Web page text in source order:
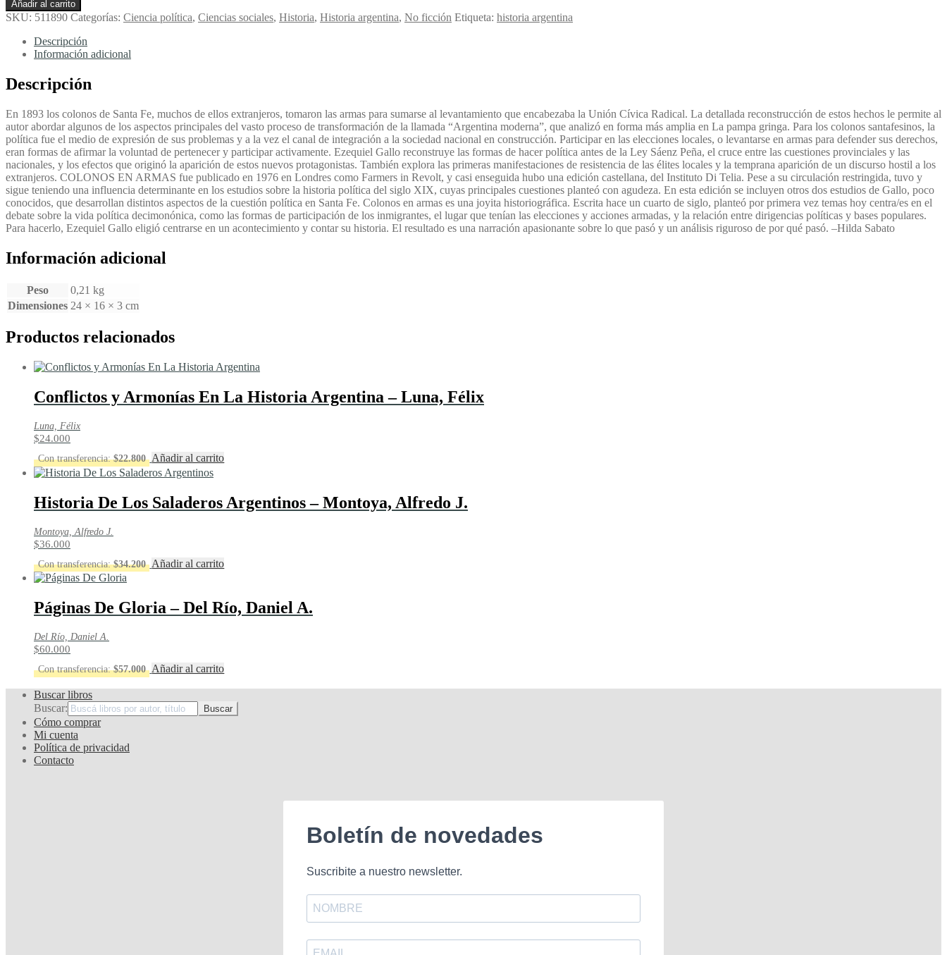
en
revoluciones
en
la
de
Santa
Fe
(1893)
-
Gallo,
Ezequiel
cantidad
Añadir al carrito
SKU: 511890 Categorías: Ciencia política, Ciencias sociales, Historia, Historia argentina, No ficción Etiqueta: historia argentina
Descripción
Información adicional
Descripción
En 1893 los colonos de Santa Fe, muchos de ellos extranjeros, tomaron las armas para sumarse al levantamiento que encabezaba la Unión Cívica Radical. La detallada reconstrucción de estos hechos le permite al
autor abordar algunos de los aspectos principales del vasto proceso de transformación de la llamada “Argentina moderna”, que analizó en forma más amplia en La pampa gringa. Para los colonos santafesinos, la
política fue el medio de expresión de sus problemas y a la vez el canal de integración a la sociedad nacional en construcción. Participar en las elecciones locales, o levantarse en armas para defender sus derechos,
eran formas de afirmar la voluntad de pertenecer y participar activamente. Ezequiel Gallo reconstruye las formas de hacer política antes de la Ley Sáenz Peña, el cruce entre las cuestiones provinciales y las
nacionales, y los efectos que originó la aparición de estos nuevos protagonistas. También explora las primeras manifestaciones de resistencia de las élites locales y la temprana aparición de un discurso hostil a los
extranjeros. COLONOS EN ARMAS fue publicado en 1976 en Londres como Farmers in Revolt, y casi enseguida hubo una edición castellana, del Instituto Di Telia. Pese a su circulación restringida, tuvo y
sigue teniendo una influencia determinante en los estudios sobre la historia política del siglo XIX, cuyas principales cuestiones planteó con agudeza. En esta edición se incluyen otros dos estudios de Gallo, poco
conocidos, que desarrollan distintos aspectos de la cuestión política en Santa Fe. Colonos en armas es una joyita historiográfica. Escrita hace un cuarto de siglo, planteó por primera vez temas hoy centra/es en el
debate sobre la vida política decimonónica, como las formas de participación de los inmigrantes, el lugar que tenían las elecciones y acciones armadas, y la relación entre dirigencias políticas y bases populares.
Para hacerlo, Ezequiel Gallo eligió centrarse en un acontecimiento y contar su historia. El resultado es una narración apasionante sobre lo que pasó y un análisis riguroso de por qué pasó. –Hilda Sabato
Información adicional
Peso
0,21 kg
Dimensiones 24 × 16 × 3 cm
Productos relacionados
Conflictos y Armonías En La Historia Argentina – Luna, Félix
Luna, Félix
$24.000
Con transferencia:$22.800 Añadir al carrito
Historia De Los Saladeros Argentinos – Montoya, Alfredo J.
Montoya, Alfredo J.
$36.000
Con transferencia:$34.200 Añadir al carrito
Páginas De Gloria – Del Río, Daniel A.
Del Río, Daniel A.
$60.000
Con transferencia:$57.000 Añadir al carrito
Buscar libros
Buscar:
Cómo comprar
Mi cuenta
Política de privacidad
Contacto
Boletín de novedades
Suscribite a nuestro newsletter.